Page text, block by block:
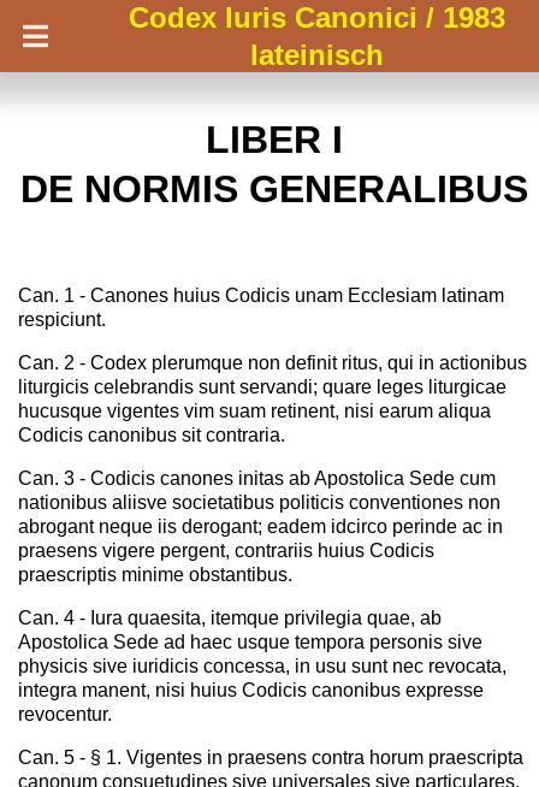
Codex Iuris Canonici / 1983
lateinisch
LIBER I
DE NORMIS GENERALIBUS
Can. 1 - Canones huius Codicis unam Ecclesiam latinam
respiciunt.
Can. 2 - Codex plerumque non definit ritus, qui in actionibus
liturgicis celebrandis sunt servandi; quare leges liturgicae
hucusque vigentes vim suam retinent, nisi earum aliqua
Codicis canonibus sit contraria.
Can. 3 - Codicis canones initas ab Apostolica Sede cum
nationibus aliisve societatibus politicis conventiones non
abrogant neque iis derogant; eadem idcirco perinde ac in
praesens vigere pergent, contrariis huius Codicis
praescriptis minime obstantibus.
Can. 4 - Iura quaesita, itemque privilegia quae, ab
Apostolica Sede ad haec usque tempora personis sive
physicis sive iuridicis concessa, in usu sunt nec revocata,
integra manent, nisi huius Codicis canonibus expresse
revocentur.
Can. 5 - § 1. Vigentes in praesens contra horum praescripta
canonum consuetudines sive universales sive particulares,